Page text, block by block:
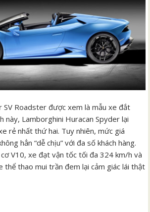
SV Roadster được xem là mẫu xe đắt
này, Lamborghini Huracan Spyder lại
rẻ nhất thứ hai. Tuy nhiên, mức giá
hẳn “dễ chịu” với đa số khách hàng.
V10, xe đạt vận tốc tối đa 324 km/h và
thể thao mui trần đem lại cảm giác lái thật